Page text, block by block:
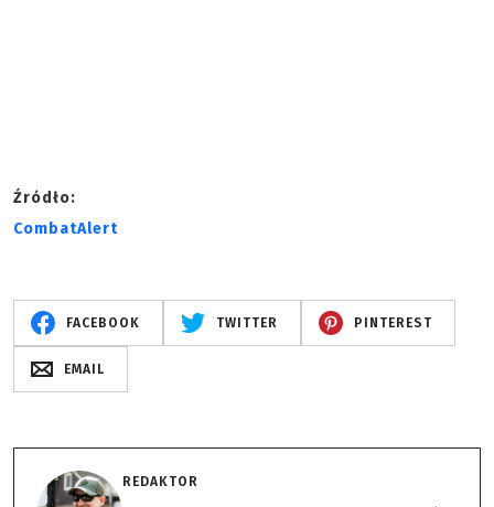
Źródło:
CombatAlert
FACEBOOK TWITTER PINTEREST
EMAIL
REDAKTOR